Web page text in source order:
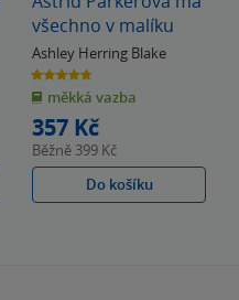
všechno v malíku
Ashley Herring Blake
4.7
z
5
hvězdiček
měkká vazba
357 Kč
Běžně 399 Kč
Do košíku